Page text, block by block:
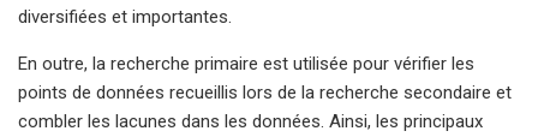
diversifiées et importantes.
En outre, la recherche primaire est utilisée pour vérifier les
points de données recueillis lors de la recherche secondaire et
combler les lacunes dans les données. Ainsi, les principaux